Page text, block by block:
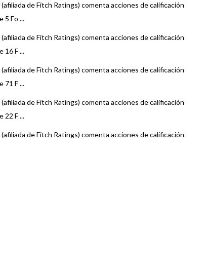
(afiliada de Fitch Ratings) comenta acciones de calificación
5 Fo ...
(afiliada de Fitch Ratings) comenta acciones de calificación
16 F ...
(afiliada de Fitch Ratings) comenta acciones de calificación
71 F ...
(afiliada de Fitch Ratings) comenta acciones de calificación
22 F ...
(afiliada de Fitch Ratings) comenta acciones de calificación